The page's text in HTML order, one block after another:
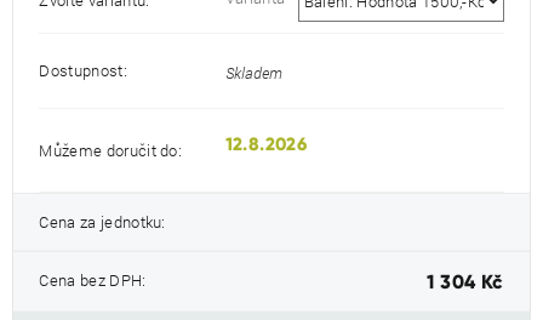
Dostupnost: Skladem
Můžeme doručit do: 12.8.2026
Cena za jednotku:
Cena bez DPH: 1 304 Kč